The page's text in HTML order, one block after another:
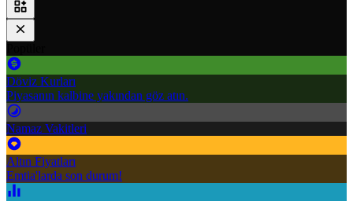
Döviz Kurları
Piyasanın kalbine yakından göz atın.
Namaz Vakitleri
Altın Fiyatları
Emtia'larda son durum!